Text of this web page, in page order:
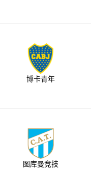
博卡青年
图库曼竞技